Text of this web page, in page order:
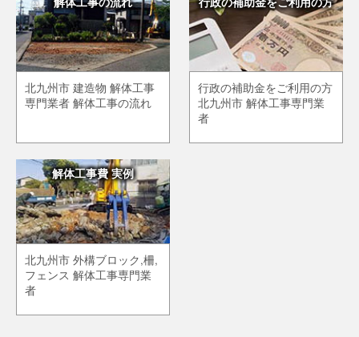
北九州市 建造物 解体工事
専門業者 解体工事の流れ
行政の補助金をご利用の方
北九州市 解体工事専門業
者
解体工事費 実例
北九州市 外構ブロック,柵,
フェンス 解体工事専門業
者